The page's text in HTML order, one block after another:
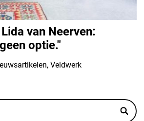
van Neerven:
optie."
, Veldwerk